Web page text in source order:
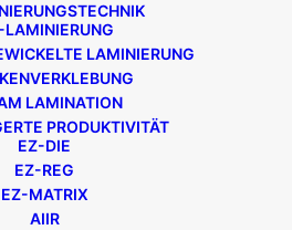
LAMINIERUNG
LAMINIERUNG
LAMINATION
PRODUKTIVITÄT
EZ-DIE
EZ-REG
EZ-MATRIX
AIIR
SEIN
AUF
Hersteller und Entwickler
Flexodruck-